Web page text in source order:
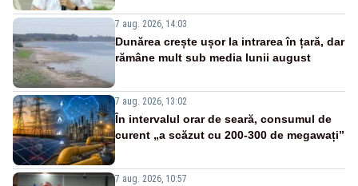
7 aug. 2026, 14:03
Dunărea crește ușor la intrarea în țară, dar
rămâne mult sub media lunii august
7 aug. 2026, 13:02
În intervalul orar de seară, consumul de
curent „a scăzut cu 200-300 de megawați”
7 aug. 2026, 10:57